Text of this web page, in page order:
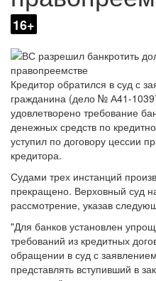
16+
Кредитор обратился в суд с
гражданина (дело № А41-
удовлетворено требование
денежных средств по
уступил по договору цессии
кредитора.
Судами трех инстанций
прекращено. Верховный суд
рассмотрение, указав
"Для банков установлен
требований из кредитных
обращении в суд с
представлять вступивший в
взыскании".